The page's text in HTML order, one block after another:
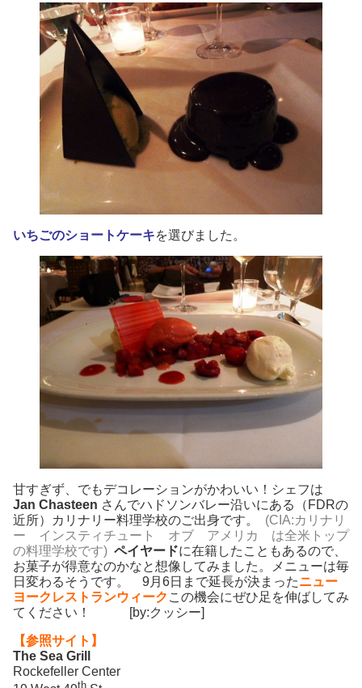
いちごのショートケーキを選びました。
甘すぎず、でもデコレーションがかわいい！シェフは
Jan Chasteen さんでハドソンバレー沿いにある（FDRの
近所）カリナリー料理学校のご出身です。
(CIA:カリナリ
ー インスティチュート オブ アメリカ は全米トップ
の料理学校です) ペイヤードに在籍したこともあるので、
お菓子が得意なのかなと想像してみました。メニューは毎
日変わるそうです。 9月6日まで延長が決まったニュー
ヨークレストランウィーク この機会にぜひ足を伸ばしてみ
てください！ [by:クッシー]
【参照サイト】
The Sea Grill
Rockefeller Center
th